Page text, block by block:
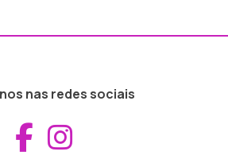
nas redes sociais
Aceder ao